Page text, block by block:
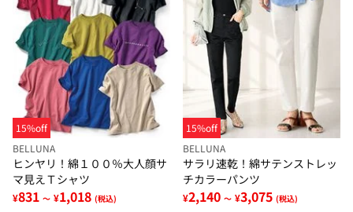
15%off
BELLUNA
ヒンヤリ！綿１００％大人顔サ
マ見えＴシャツ
¥831 ～ ¥1,018 (税込)
15%off
BELLUNA
サラリ速乾！綿サテンストレッ
チカラーパンツ
¥2,140 ～ ¥3,075 (税込)